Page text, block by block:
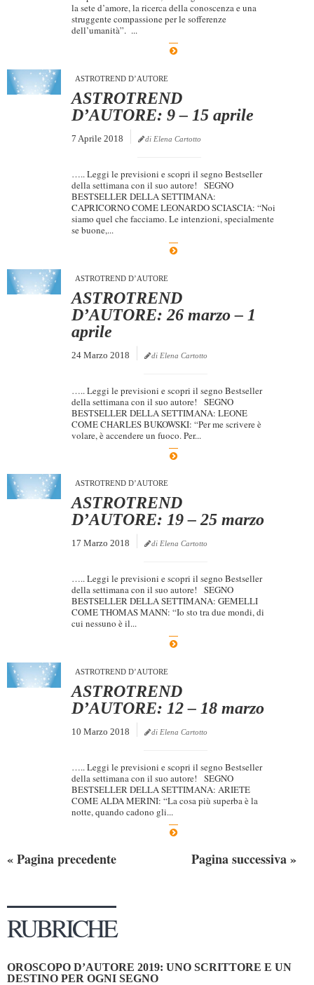
la sete d’amore, la ricerca della conoscenza e una
struggente compassione per le sofferenze
dell’umanità”. ...
ASTROTREND D’AUTORE
ASTROTREND
D’AUTORE: 9 – 15 aprile
7 Aprile 2018 di Elena Cartotto
….. Leggi le previsioni e scopri il segno Bestseller
della settimana con il suo autore! SEGNO
BESTSELLER DELLA SETTIMANA:
CAPRICORNO COME LEONARDO SCIASCIA: “Noi
siamo quel che facciamo. Le intenzioni, specialmente
se buone,...
ASTROTREND D’AUTORE
ASTROTREND
D’AUTORE: 26 marzo – 1
aprile
24 Marzo 2018 di Elena Cartotto
….. Leggi le previsioni e scopri il segno Bestseller
della settimana con il suo autore! SEGNO
BESTSELLER DELLA SETTIMANA: LEONE
COME CHARLES BUKOWSKI: “Per me scrivere è
volare, è accendere un fuoco. Per...
ASTROTREND D’AUTORE
ASTROTREND
D’AUTORE: 19 – 25 marzo
17 Marzo 2018 di Elena Cartotto
….. Leggi le previsioni e scopri il segno Bestseller
della settimana con il suo autore! SEGNO
BESTSELLER DELLA SETTIMANA: GEMELLI
COME THOMAS MANN: “Io sto tra due mondi, di
cui nessuno è il...
ASTROTREND D’AUTORE
ASTROTREND
D’AUTORE: 12 – 18 marzo
10 Marzo 2018 di Elena Cartotto
….. Leggi le previsioni e scopri il segno Bestseller
della settimana con il suo autore! SEGNO
BESTSELLER DELLA SETTIMANA: ARIETE
COME ALDA MERINI: “La cosa più superba è la
notte, quando cadono gli...
« Pagina precedente Pagina successiva »
RUBRICHE
OROSCOPO D’AUTORE 2019: UNO SCRITTORE E UN
DESTINO PER OGNI SEGNO